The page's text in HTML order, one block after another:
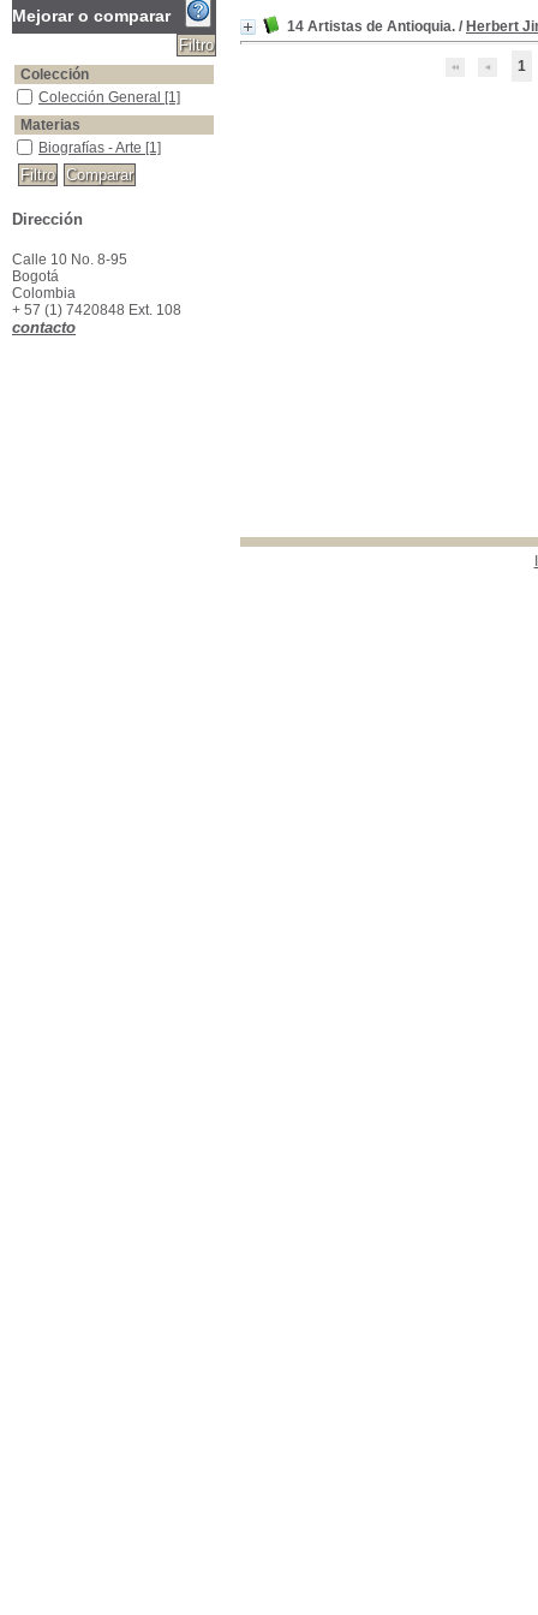
14 Artistas de Antioquia. / Herbert
1
Mejorar o comparar
Colección
Colección General
Colección General [1]
Materias
Biografías - Arte
Biografías - Arte [1]
Dirección
Calle 10 No. 8-95
Bogotá
Colombia
+ 57 (1) 7420848 Ext. 108
contacto